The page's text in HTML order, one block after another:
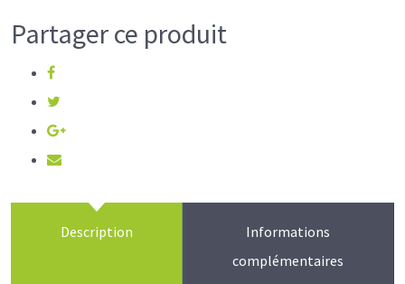
Partager ce produit
Description
Informations
complémentaires